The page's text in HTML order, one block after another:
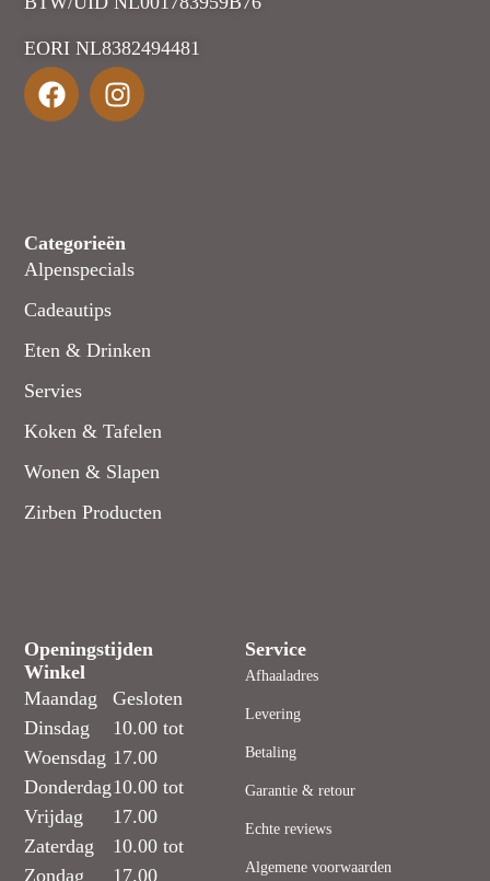
EORI NL8382494481
Categorieën
Alpenspecials
Cadeautips
Eten & Drinken
Servies
Koken & Tafelen
Wonen & Slapen
Zirben Producten
Openingstijden
Winkel
Maandag
Dinsdag
Woensdag
Donderdag
Vrijdag
Zaterdag
Zondag
Gesloten
10.00 tot
17.00
10.00 tot
17.00
10.00 tot
17.00
Service
Afhaaladres
Levering
Betaling
Garantie & retour
Echte reviews
Algemene voorwaarden